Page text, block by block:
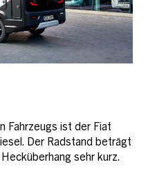
Fahrzeugs ist der Fiat
Der Radstand beträgt
sehr kurz.